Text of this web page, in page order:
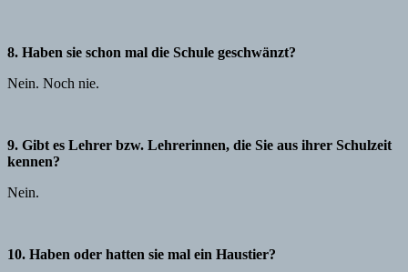
8. Haben sie schon mal die Schule geschwänzt?
Nein. Noch nie.
9. Gibt es Lehrer bzw. Lehrerinnen, die Sie aus ihrer Schulzeit
kennen?
Nein.
10. Haben oder hatten sie mal ein Haustier?